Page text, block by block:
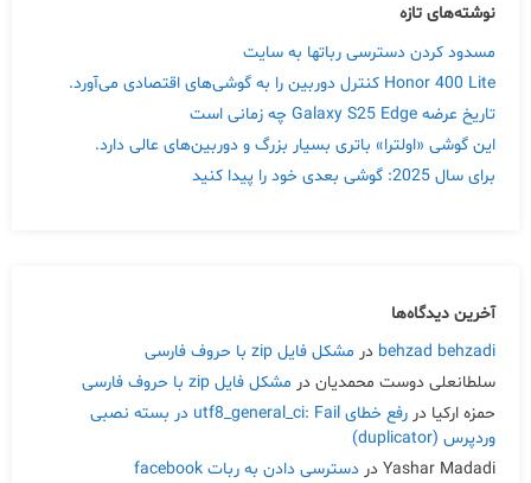
نوشته‌های تازه
مسدود کردن دسترسی رباتها به سایت
Honor 400 Lite کنترل دوربین را به گوشی‌های اقتصادی می‌آورد.
تاریخ عرضه Galaxy S25 Edge چه زمانی است
این گوشی «اولترا» باتری بسیار بزرگ و دوربین‌های عالی دارد.
برای سال 2025: گوشی بعدی خود را پیدا کنید
آخرین دیدگاه‌ها
behzad behzadi در مشکل فایل zip با حروف فارسی
سلطانعلی دوست محمدیان در مشکل فایل zip با حروف فارسی
حمزه ارکیا در
رفع خطای utf8_general_ci: Fail در بسته نصبی
وردپرس (duplicator)
Yashar Madadi در دسترسی دادن به ربات facebook